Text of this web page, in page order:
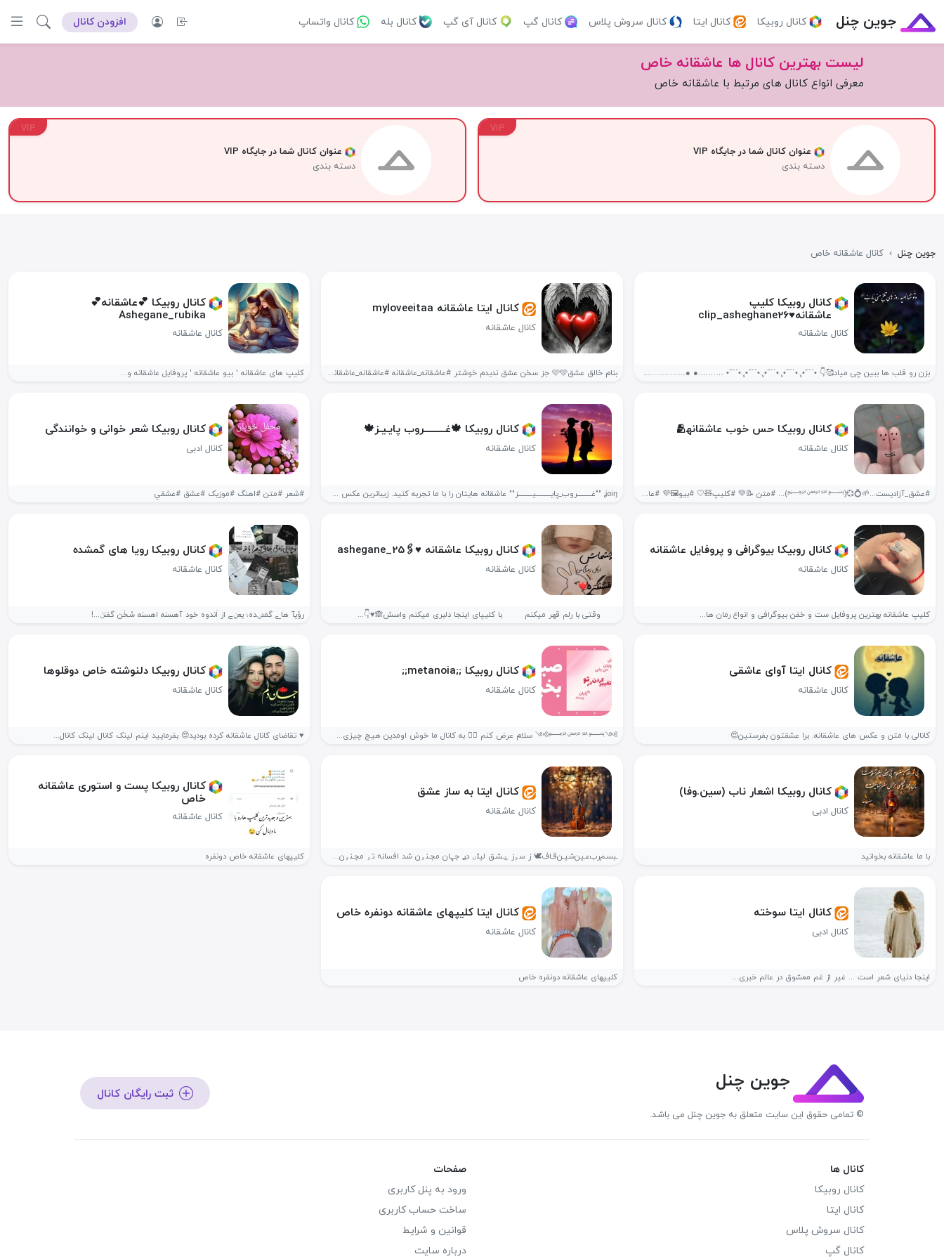
جوین چنل کانال روبیکا کانال ایتا کانال سروش پلاس کانال گپ کانال آی گپ کانال بله کانال واتساپ افزودن کانال
لیست بهترین کانال ها عاشقانه خاص
معرفی انواع کانال های مرتبط با عاشقانه خاص
VIP
عنوان کانال شما در جایگاه VIP
دسته بندی
VIP
عنوان کانال شما در جایگاه VIP
دسته بندی
جوین چنل › کانال عاشقانه خاص
کانال روبیکا کلیپ
عاشقانه♥️clip_asheghane26
کانال عاشقانه
‌بزن رو قلب ها ببین چی میاد🥰👇 •´´¯•.¸¸.•´´¯•.¸¸.•´´¯•.¸¸.•´´¯•.¸¸.•´´¯• ‌……….● ●………......● ● ….●♥️●♥️….....♥️●♥️●...
کانال ایتا عاشقانه myloveeitaa
کانال عاشقانه
بنام خالق عشق🩷🩵 جز سخن عشق ندیدم خوشتر #عاشقانه‌_عاشقانه #عاشقانه_عاشقانه #عاشقانه_عاشقانه
کانال روبیکا 💕عاشقانه💕
Ashegane_rubika
کانال عاشقانه
کلیپ های عاشقانه ' بیو عاشقانه ' پروفایل عاشقانه و...
کانال روبیکا حس خوب عاشقانه️‍️‍🫂
کانال عاشقانه
#عشق_آزادیست...🌱💍💞(﷽)... #متن 📝💚 #کلیپ🧸🤍 #بیو🖼💜 #عاشقانه😍❤️ #انگیزشی💪💙 #چنل_حس_خوب_عاشقی🦋⃟ #شاعرانه🎻🧡 #خوش_امدید😘 #رفیقانه👥💖 #موزیک🥰❤️‍🔥...
کانال روبیکا 🍁غــــــــــروب پایـیـز🍁
کانال عاشقانه
ʝoiŋ ""غــــــــــروب_پایــــــــــیــــــــــز"" عاشقانه هایتان را با ما تجربه کنید. زیباترین عکس ها،...
کانال روبیکا شعر خوانی و خوانندگی
کانال ادبی
#شعر #متن #اهنگ #موزیک #عشق #عشقي
کانال روبیکا بیوگرافی و پروفایل عاشقانه
کانال عاشقانه
کلیپ عاشقانه بهترین پروفایل ست و خفن بیوگرافی و انواع رمان ها...
کانال روبیکا عاشقانه ♥️🖇ashegane_25
کانال عاشقانه
‌‌‌ وقتی با رلم قهر میکنم با کلیپای اینجا دلبری میکنم واسش🙈♥️👇...
کانال روبیکا رویا های گمشده
کانال عاشقانه
رؤیآ هاے گمݜده؛ یعݧے از اَندوه خود آهسٺه اهسٺه سُخَن گفٺݩ...!
کانال ایتا آوای عاشقی
کانال عاشقانه
کانالی با متن و عکس های عاشقانه. برا عشقتون بفرستین😍
کانال روبیکا ;;metanoia;;
کانال عاشقانه
༻﷽༻ سلام عرض کنم 🙋‍♀️ به کانال ما خوش اومدین هیچ چیزی...
کانال روبیکا دلنوشته خاص دوقلوها
کانال عاشقانه
♥ تقاضای کانال عاشقانه کرده بودید😍 بفرمایید اینم لینک کانال لینک کانال...
کانال روبیکا اشعار ناب (سین.وفا)
کانال ادبی
با ما عاشقانه بخوانید
کانال ایتا به ساز عشق
کانال عاشقانه
ـبسـم‌رب‌عـین‌شیـن‌قـاف🕊 ز سۅز ؏ـشـق لیݪۍ دࢪ جہان مجـنۅن شد افسانہ تۅ مجـنۅن...
کانال روبیکا پست و استوری عاشقانه
خاص
کانال عاشقانه
کلیپهای عاشقانه خاص دونفره
کانال ایتا سوخته
کانال ادبی
اینجا دنیای شعر است ... غير از غم معشوق در عالم خبرى...
کانال ایتا کلیپهای عاشقانه دونفره خاص
کانال عاشقانه
کلیپهای عاشقانه دونفره خاص
جوین چنل
© تمامی حقوق این سایت متعلق به جوین چنل می باشد.
ثبت رایگان کانال
کانال ها
کانال روبیکا
کانال ایتا
کانال سروش پلاس
کانال گپ
صفحات
ورود به پنل کاربری
ساخت حساب کاربری
قوانین و شرایط
درباره سایت